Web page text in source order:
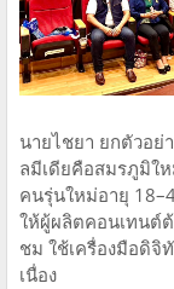
นายไชยา ยกตัวอย่
ลมีเดียคือสมรภูมิให
คนรุ่นใหม่อายุ
ให้ผู้ผลิตคอนเทนต์ต้
ชม ใช้เครื่องมือดิจิ
เนื่อง